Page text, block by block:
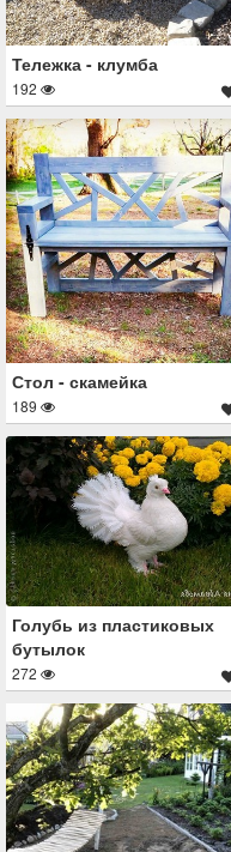
Тележка - клумба
192
Стол - скамейка
189
Голубь из пластиковых
бутылок
272